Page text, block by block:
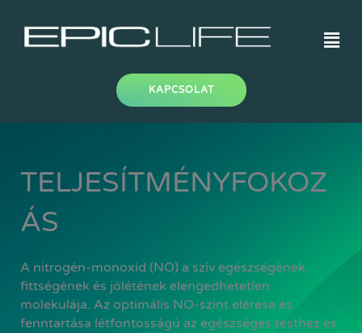
content
KAPCSOLAT
TELJESÍTMÉNYFOKOZ
ÁS
A nitrogén-monoxid (NO) a szív egészségének,
fittségének és jólétének elengedhetetlen
molekulája. Az optimális NO-szint elérése és
fenntartása létfontosságú az egészséges testhez és